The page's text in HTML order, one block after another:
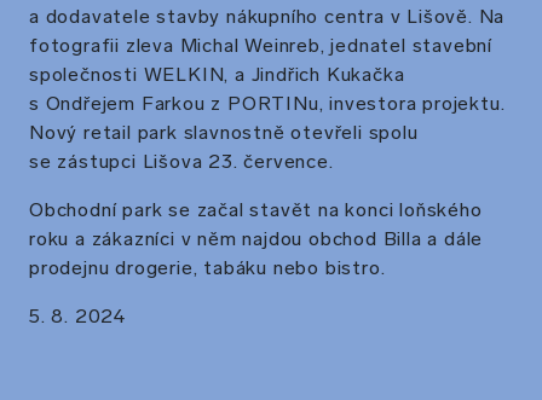
a dodavatele stavby nákupního centra v Lišově. Na
fotografii zleva Michal Weinreb, jednatel stavební
společnosti WELKIN, a Jindřich Kukačka
s Ondřejem Farkou z PORTINu, investora projektu.
Nový retail park slavnostně otevřeli spolu
se zástupci Lišova 23. července.
Obchodní park se začal stavět na konci loňského
roku a zákazníci v něm najdou obchod Billa a dále
prodejnu drogerie, tabáku nebo bistro.
5. 8. 2024